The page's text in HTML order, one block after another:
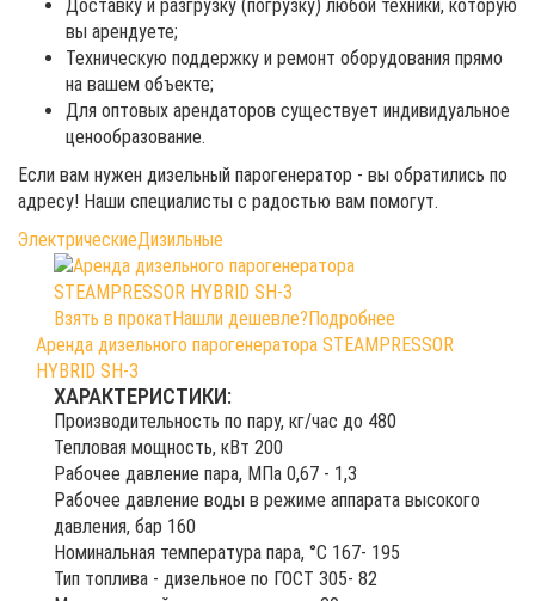
Доставку и разгрузку (погрузку) любой техники, которую
вы арендуете;
Техническую поддержку и ремонт оборудования прямо
на вашем объекте;
Для оптовых арендаторов существует индивидуальное
ценообразование.
Если вам нужен дизельный парогенератор - вы обратились по
адресу! Наши специалисты с радостью вам помогут.
ЭлектрическиеДизильные
Взять в прокат Нашли дешевле? Подробнее
Аренда дизельного парогенератора STEAMPRESSOR
HYBRID SH-3
ХАРАКТЕРИСТИКИ:
Производительность по пару, кг/час до 480
Тепловая мощность, кВт 200
Рабочее давление пара, МПа 0,67 - 1,3
Рабочее давление воды в режиме аппарата высокого
давления, бар 160
Номинальная температура пара, °С 167- 195
Тип топлива - дизельное по ГОСТ 305- 82